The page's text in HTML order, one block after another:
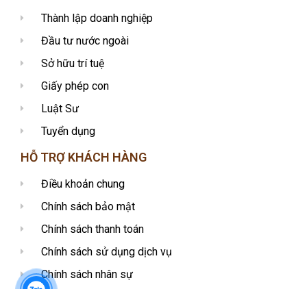
Thành lập doanh nghiệp
Đầu tư nước ngoài
Sở hữu trí tuệ
Giấy phép con
Luật Sư
Tuyển dụng
HỖ TRỢ KHÁCH HÀNG
Điều khoản chung
Chính sách bảo mật
Chính sách thanh toán
Chính sách sử dụng dịch vụ
Chính sách nhân sự